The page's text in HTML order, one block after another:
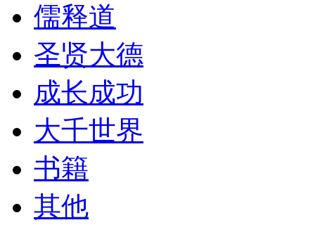
儒释道
圣贤大德
成长成功
大千世界
书籍
其他